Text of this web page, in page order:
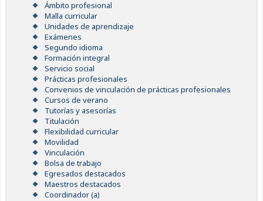
Ámbito profesional
Malla curricular
Unidades de aprendizaje
Exámenes
Segundo idioma
Formación integral
Servicio social
Prácticas profesionales
Convenios de vinculación de prácticas profesionales
Cursos de verano
Tutorías y asesorías
Titulación
Flexibilidad curricular
Movilidad
Vinculación
Bolsa de trabajo
Egresados destacados
Maestros destacados
Coordinador (a)